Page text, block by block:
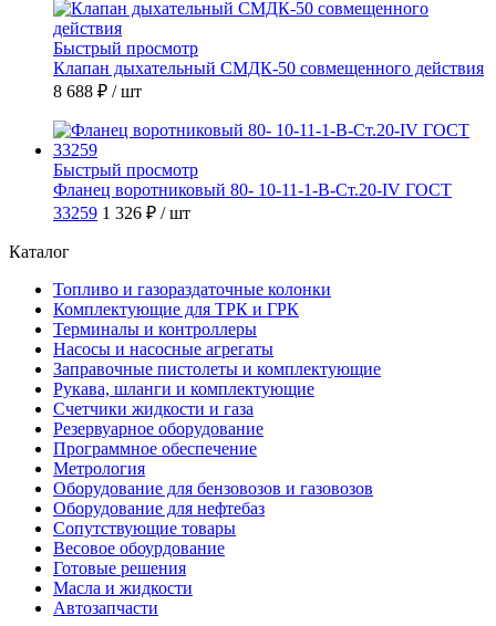
Быстрый просмотр
Клапан дыхательный СМДК-50 совмещенного действия
8 688 ₽ / шт
Быстрый просмотр
Фланец воротниковый 80- 10-11-1-В-Ст.20-IV ГОСТ
33259 1 326 ₽ / шт
Каталог
Топливо и газораздаточные колонки
Комплектующие для ТРК и ГРК
Терминалы и контроллеры
Насосы и насосные агрегаты
Заправочные пистолеты и комплектующие
Рукава, шланги и комплектующие
Счетчики жидкости и газа
Резервуарное оборудование
Программное обеспечение
Метрология
Оборудование для бензовозов и газовозов
Оборудование для нефтебаз
Сопутствующие товары
Весовое обоурдование
Готовые решения
Масла и жидкости
Автозапчасти